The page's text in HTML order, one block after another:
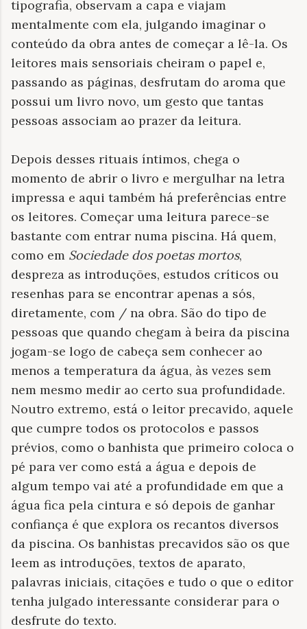
tipografia, observam a capa e viajam
mentalmente com ela, julgando imaginar o
conteúdo da obra antes de começar a lê-la. Os
leitores mais sensoriais cheiram o papel e,
passando as páginas, desfrutam do aroma que
possui um livro novo, um gesto que tantas
pessoas associam ao prazer da leitura.
Depois desses rituais íntimos, chega o
momento de abrir o livro e mergulhar na letra
impressa e aqui também há preferências entre
os leitores. Começar uma leitura parece-se
bastante com entrar numa piscina. Há quem,
como em Sociedade dos poetas mortos,
despreza as introduções, estudos críticos ou
resenhas para se encontrar apenas a sós,
diretamente, com / na obra. São do tipo de
pessoas que quando chegam à beira da piscina
jogam-se logo de cabeça sem conhecer ao
menos a temperatura da água, às vezes sem
nem mesmo medir ao certo sua profundidade.
Noutro extremo, está o leitor precavido, aquele
que cumpre todos os protocolos e passos
prévios, como o banhista que primeiro coloca o
pé para ver como está a água e depois de
algum tempo vai até a profundidade em que a
água fica pela cintura e só depois de ganhar
confiança é que explora os recantos diversos
da piscina. Os banhistas precavidos são os que
leem as introduções, textos de aparato,
palavras iniciais, citações e tudo o que o editor
tenha julgado interessante considerar para o
desfrute do texto.